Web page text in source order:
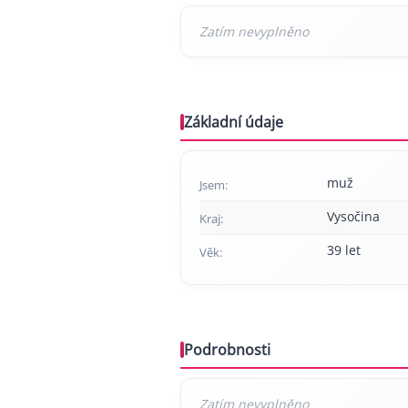
Základní údaje
Jsem: muž
Kraj: Vysočina
Věk: 39 let
Podrobnosti